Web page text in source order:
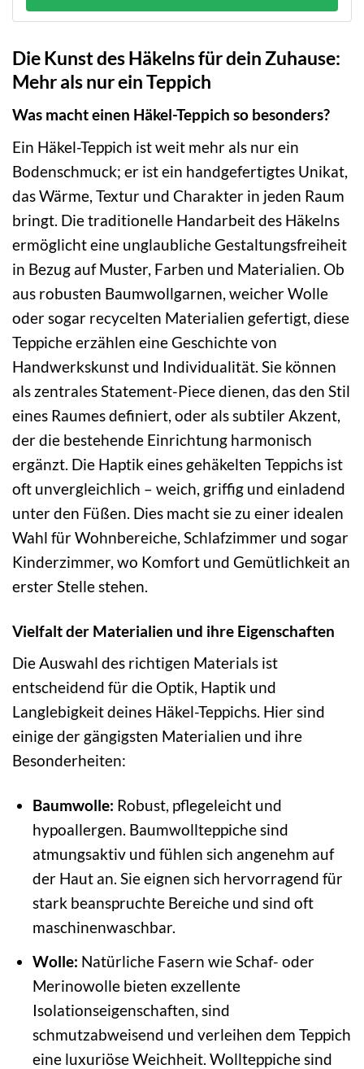
Die Kunst des Häkelns für dein Zuhause:
Mehr als nur ein Teppich
Was macht einen Häkel-Teppich so besonders?
Ein Häkel-Teppich ist weit mehr als nur ein
Bodenschmuck; er ist ein handgefertigtes Unikat,
das Wärme, Textur und Charakter in jeden Raum
bringt. Die traditionelle Handarbeit des Häkelns
ermöglicht eine unglaubliche Gestaltungsfreiheit
in Bezug auf Muster, Farben und Materialien. Ob
aus robusten Baumwollgarnen, weicher Wolle
oder sogar recycelten Materialien gefertigt, diese
Teppiche erzählen eine Geschichte von
Handwerkskunst und Individualität. Sie können
als zentrales Statement-Piece dienen, das den Stil
eines Raumes definiert, oder als subtiler Akzent,
der die bestehende Einrichtung harmonisch
ergänzt. Die Haptik eines gehäkelten Teppichs ist
oft unvergleichlich – weich, griffig und einladend
unter den Füßen. Dies macht sie zu einer idealen
Wahl für Wohnbereiche, Schlafzimmer und sogar
Kinderzimmer, wo Komfort und Gemütlichkeit an
erster Stelle stehen.
Vielfalt der Materialien und ihre Eigenschaften
Die Auswahl des richtigen Materials ist
entscheidend für die Optik, Haptik und
Langlebigkeit deines Häkel-Teppichs. Hier sind
einige der gängigsten Materialien und ihre
Besonderheiten:
Baumwolle: Robust, pflegeleicht und
hypoallergen. Baumwollteppiche sind
atmungsaktiv und fühlen sich angenehm auf
der Haut an. Sie eignen sich hervorragend für
stark beanspruchte Bereiche und sind oft
maschinenwaschbar.
Wolle: Natürliche Fasern wie Schaf- oder
Merinowolle bieten exzellente
Isolationseigenschaften, sind
schmutzabweisend und verleihen dem Teppich
eine luxuriöse Weichheit. Wollteppiche sind